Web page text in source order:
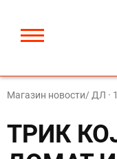
Магазин новости/ ДЛ ·
ТРИК